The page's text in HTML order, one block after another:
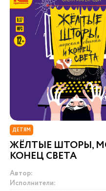
ДЕТЯМ
ЖЁЛТЫЕ ШТОРЫ,
КОНЕЦ СВЕТА
Автор:
Исполнители: